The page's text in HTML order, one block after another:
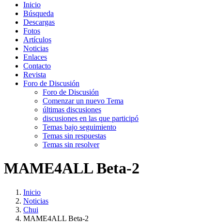
Inicio
Búsqueda
Descargas
Fotos
Artículos
Noticias
Enlaces
Contacto
Revista
Foro de Discusión
Foro de Discusión
Comenzar un nuevo Tema
últimas discusiones
discusiones en las que participó
Temas bajo seguimiento
Temas sin respuestas
Temas sin resolver
MAME4ALL Beta-2
Inicio
Noticias
Chui
MAME4ALL Beta-2